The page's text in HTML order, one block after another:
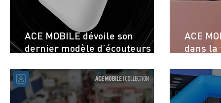
ACE MOBILE dévoile son
dernier modèle d’écouteurs
de l’audio mobile
ACE
dans la